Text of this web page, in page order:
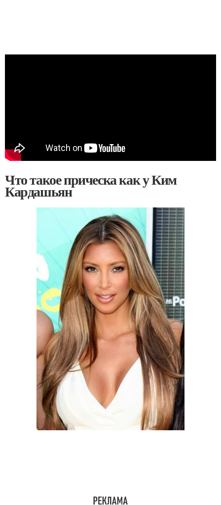
Что такое прическа как у Ким
Кардашьян